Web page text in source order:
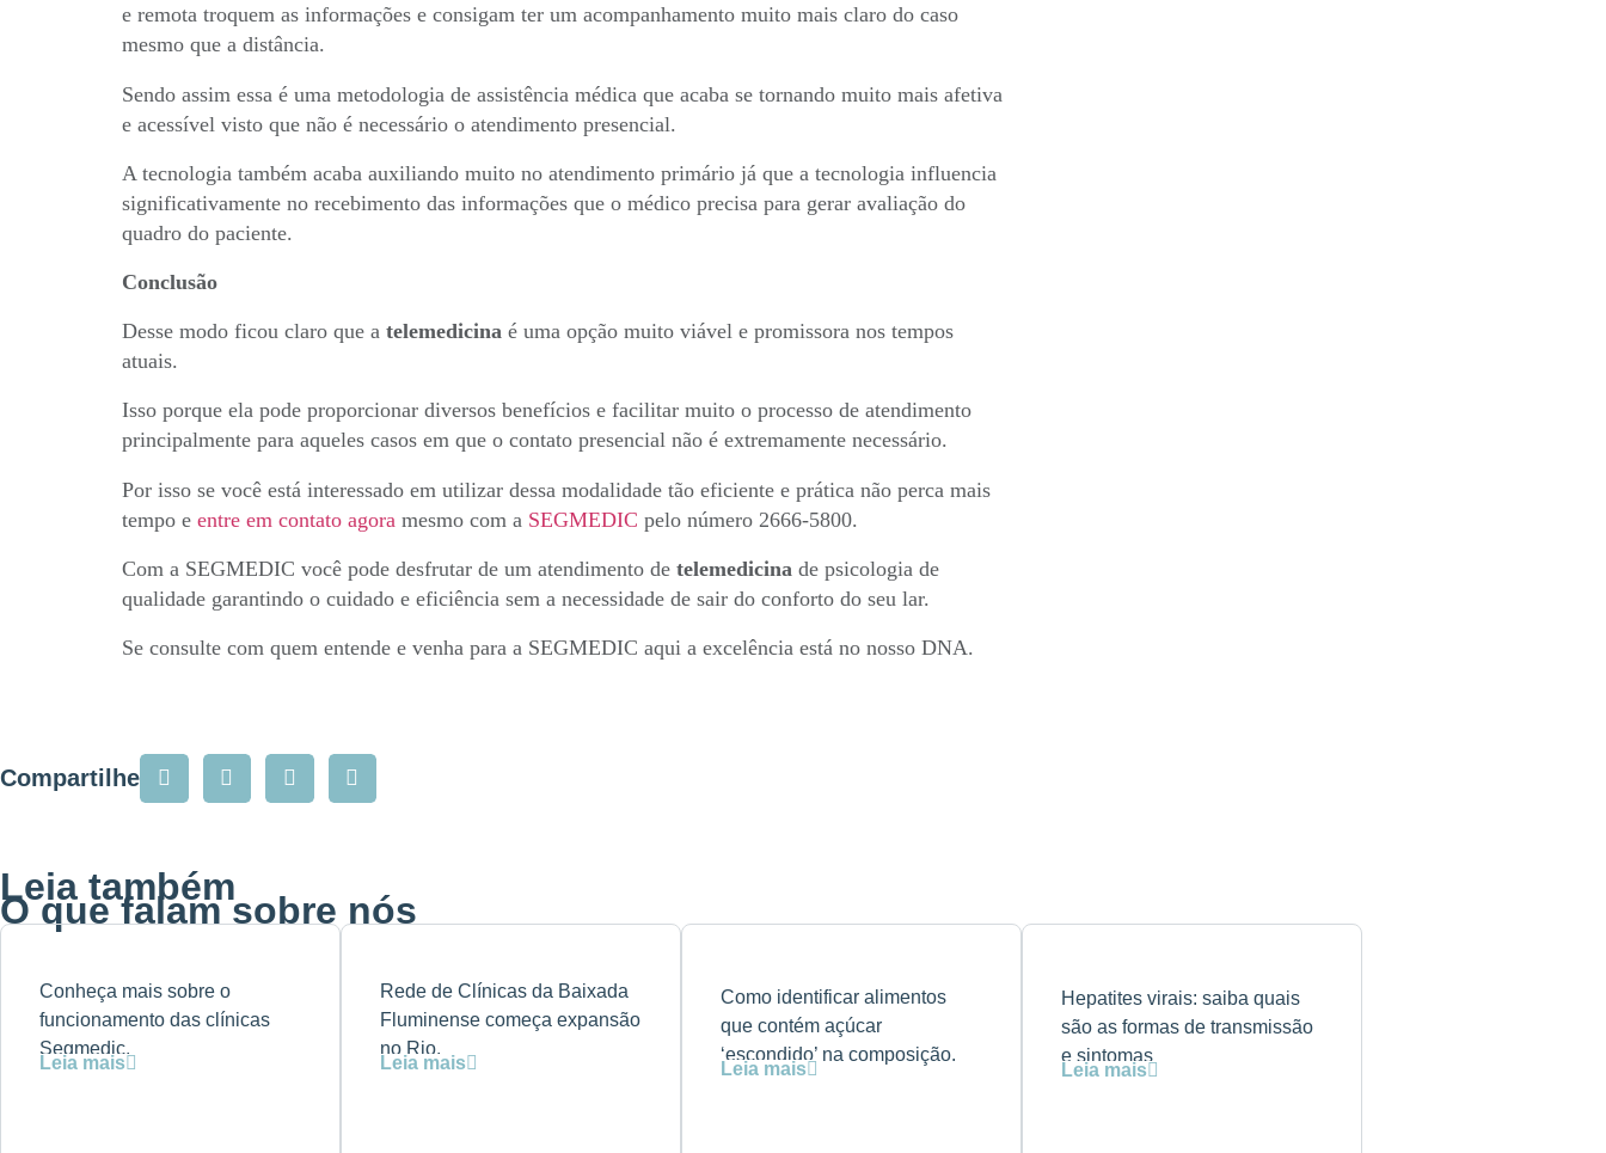
e remota troquem as informações e consigam ter um acompanhamento muito mais claro do caso
mesmo que a distância.
Sendo assim essa é uma metodologia de assistência médica que acaba se tornando muito mais afetiva
e acessível visto que não é necessário o atendimento presencial.
A tecnologia também acaba auxiliando muito no atendimento primário já que a tecnologia influencia
significativamente no recebimento das informações que o médico precisa para gerar avaliação do
quadro do paciente.
Conclusão
Desse modo ficou claro que a telemedicina é uma opção muito viável e promissora nos tempos
atuais.
Isso porque ela pode proporcionar diversos benefícios e facilitar muito o processo de atendimento
principalmente para aqueles casos em que o contato presencial não é extremamente necessário.
Por isso se você está interessado em utilizar dessa modalidade tão eficiente e prática não perca mais
tempo e entre em contato agora mesmo com a SEGMEDIC pelo número 2666-5800.
Com a SEGMEDIC você pode desfrutar de um atendimento de telemedicina de psicologia de
qualidade garantindo o cuidado e eficiência sem a necessidade de sair do conforto do seu lar.
Se consulte com quem entende e venha para a SEGMEDIC aqui a excelência está no nosso DNA.
Compartilhe
Leia também
O que falam sobre nós
Conheça mais sobre o
funcionamento das clínicas
Segmedic.
Leia mais
Rede de Clínicas da Baixada
Fluminense começa expansão
no Rio.
Leia mais
Como identificar alimentos
que contém açúcar
‘escondido’ na composição.
Leia mais
Hepatites virais: saiba quais
são as formas de transmissão
e sintomas
Leia mais